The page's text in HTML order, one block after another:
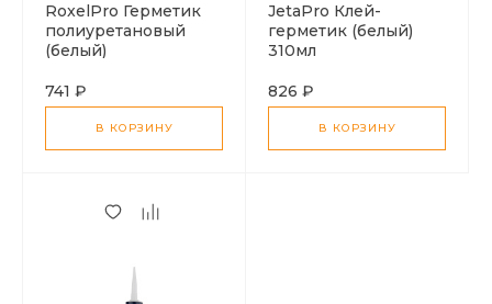
RoxelPro Герметик
полиуретановый
(белый)
741 ₽
В КОРЗИНУ
JetaPro Клей-
герметик (белый)
310мл
826 ₽
В КОРЗИНУ